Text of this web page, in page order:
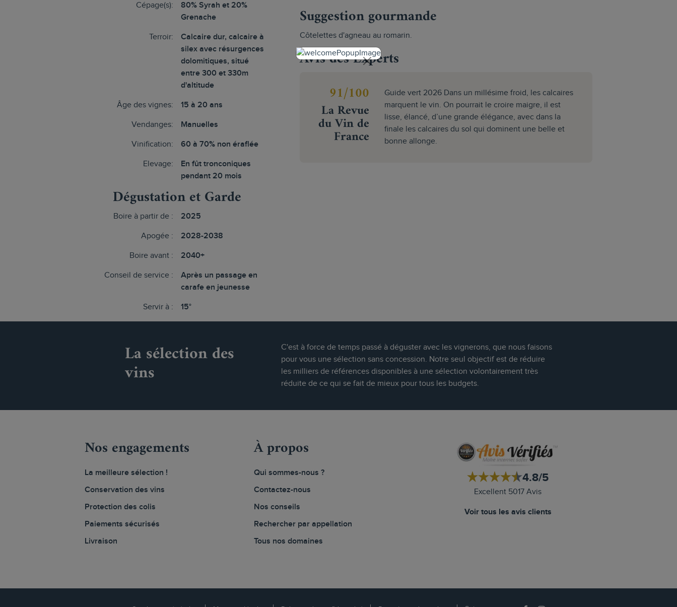
Cépage(s):
80% Syrah et 20%
Grenache
Terroir:
Calcaire dur, calcaire à
silex avec résurgences
dolomitiques, situé
entre 300 et 330m
d'altitude
Âge des vignes: 15 à 20 ans
Vendanges: Manuelles
Vinification: 60 à 70% non éraflée
Elevage:
En fût tronconiques
pendant 20 mois
Dégustation et Garde
Boire à partir de : 2025
Apogée : 2028-2038
Boire avant : 2040+
Conseil de service :
Après un passage en
carafe en jeunesse
Servir à : 15°
Suggestion gourmande
Côtelettes d'agneau au romarin.
Avis des Experts
91/100
La Revue
du Vin de
France
Guide vert 2026 Dans un millésime froid, les calcaires
marquent le vin. On pourrait le croire maigre, il est
lisse, élancé, d’une grande élégance, avec dans la
finale les calcaires du sol qui dominent une belle et
bonne allonge.
La sélection des
vins
C'est à force de temps passé à déguster avec les vignerons, que nous faisons
pour vous une sélection sans concession. Notre seul objectif est de réduire
les milliers de références disponibles à une sélection volontairement très
réduite de ce qui se fait de mieux pour tous les budgets.
Nos engagements
La meilleure sélection !
Conservation des vins
Protection des colis
Paiements sécurisés
Livraison
À propos
Qui sommes-nous ?
Contactez-nous
Nos conseils
Rechercher par appellation
Tous nos domaines
4.8/5
Excellent 5017 Avis
Voir tous les avis clients